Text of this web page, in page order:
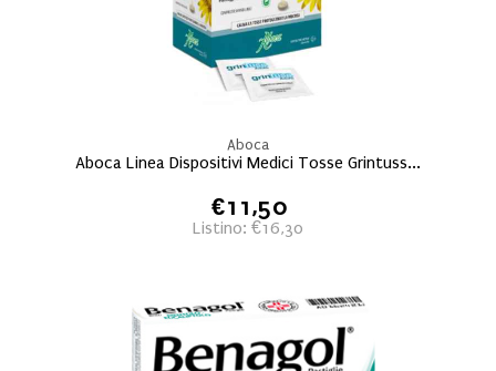
Aboca
Aboca Linea Dispositivi Medici Tosse Grintuss...
€11,50
Listino: €16,30